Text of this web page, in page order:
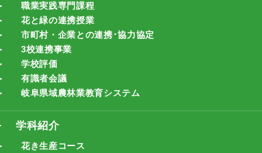
職業実践専門課程
花と緑の連携授業
市町村・企業との連携･協力協定
3校連携事業
学校評価
有識者会議
岐阜県域農林業教育システム
学科紹介
花き生産コース